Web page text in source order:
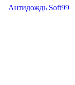
Антидождь Soft99